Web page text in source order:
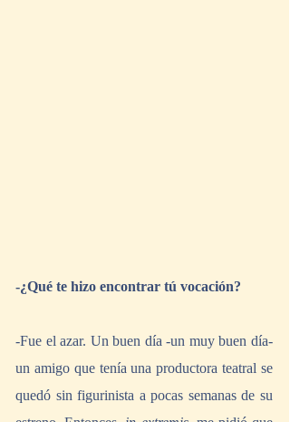
-¿Qué te hizo encontrar tú vocación?
-Fue el azar. Un buen día -un muy buen día-
un amigo que tenía una productora teatral se
quedó sin figurinista a pocas semanas de su